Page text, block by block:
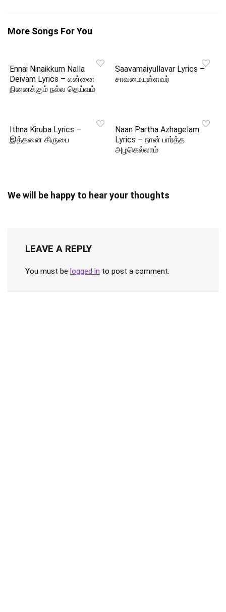
More Songs For You
Ennai Ninaikkum Nalla
Deivam Lyrics – என்னை
நினைக்கும் நல்ல தெய்வம்
Saavamaiyullavar Lyrics –
சாவமையுள்ளவர்
Ithna Kiruba Lyrics –
இத்தனை கிருபை
Naan Partha Azhagelam
Lyrics – நான் பார்த்த
அழகெல்லாம்
We will be happy to hear your thoughts
LEAVE A REPLY
You must be logged in to post a comment.